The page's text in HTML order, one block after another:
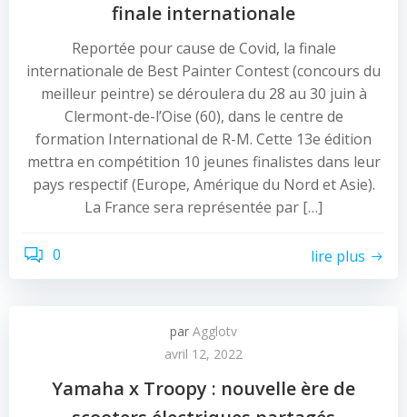
finale internationale
Reportée pour cause de Covid, la finale
internationale de Best Painter Contest (concours du
meilleur peintre) se déroulera du 28 au 30 juin à
Clermont-de-l’Oise (60), dans le centre de
formation International de R-M. Cette 13e édition
mettra en compétition 10 jeunes finalistes dans leur
pays respectif (Europe, Amérique du Nord et Asie).
La France sera représentée par […]
0 lire plus
par Agglotv
avril 12, 2022
Yamaha x Troopy : nouvelle ère de